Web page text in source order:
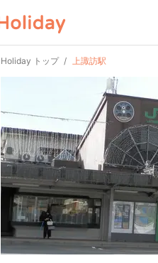
Holiday トップ 上諏訪駅